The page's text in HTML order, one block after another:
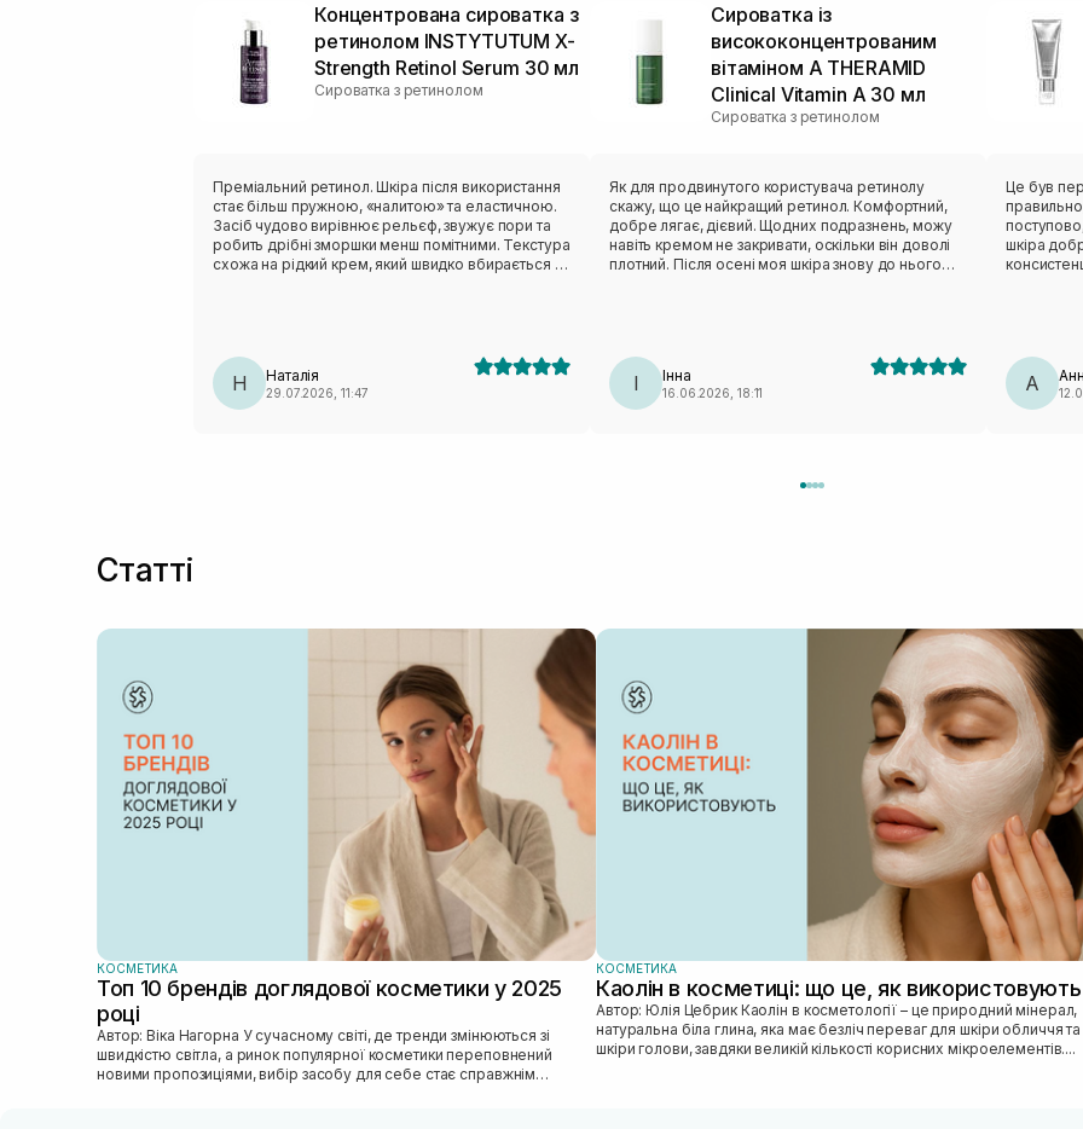
Концентрована сироватка з
ретинолом INSTYTUTUM X-
Strength Retinol Serum 30 мл
Сироватка з ретинолом
Преміальний ретинол. Шкіра після використання
стає більш пружною, «налитою» та еластичною.
Засіб чудово вирівнює рельєф, звужує пори та
робить дрібні зморшки менш помітними. Текстура
схожа на рідкий крем, який швидко вбирається і
Н Наталія
29.07.2026, 11:47
Сироватка із
висококонцентрованим
вітаміном A THERAMID
Clinical Vitamin A 30 мл
Сироватка з ретинолом
Як для продвинутого користувача ретинолу
скажу, що це найкращий ретинол. Комфортний,
добре лягає, дієвий. Щодних подразнень, можу
навіть кремом не закривати, оскільки він доволі
плотний. Після осені моя шкіра знову до нього
комедонами.
І Інна
16.06.2026, 18:11
Це був
шкіра
А
Статті
КОСМЕТИКА
Топ 10 брендів доглядової косметики у 2025
році
Автор: Віка Нагорна У сучасному світі, де тренди змінюються зі
швидкістю світла, а ринок популярної косметики переповнений
новими пропозиціями, вибір засобу для себе стає справжнім
КОСМЕТИКА
Каолін в косметиці: що це, як використовують
Автор: Юлія Цебрик Каолін в косметології – це природний мінерал,
натуральна біла глина, яка має безліч переваг для шкіри обличчя та
шкіри голови, завдяки великій кількості корисних мікроелементів....